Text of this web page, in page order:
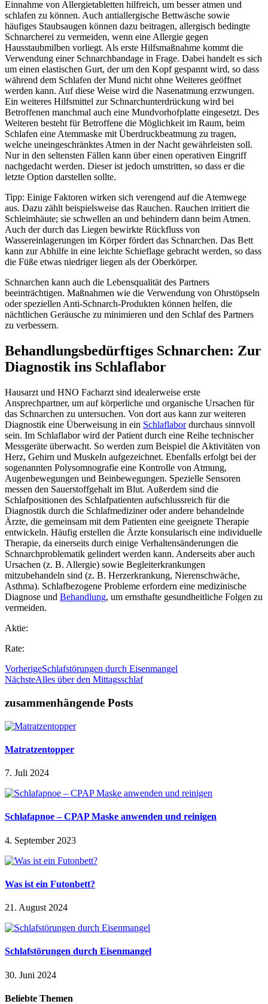
Einnahme von Allergietabletten hilfreich, um besser atmen und
schlafen zu können. Auch antiallergische Bettwäsche sowie
häufiges Staubsaugen können dazu beitragen, allergisch bedingte
Schnarcherei zu vermeiden, wenn eine Allergie gegen
Hausstaubmilben vorliegt. Als erste Hilfsmaßnahme kommt die
Verwendung einer Schnarchbandage in Frage. Dabei handelt es sich
um einen elastischen Gurt, der um den Kopf gespannt wird, so dass
während dem Schlafen der Mund nicht ohne Weiteres geöffnet
werden kann. Auf diese Weise wird die Nasenatmung erzwungen.
Ein weiteres Hilfsmittel zur Schnarchunterdrückung wird bei
Betroffenen manchmal auch eine Mundvorhofplatte eingesetzt. Des
Weiteren besteht für Betroffene die Möglichkeit im Raum, beim
Schlafen eine Atemmaske mit Überdruckbeatmung zu tragen,
welche uneingeschränktes Atmen in der Nacht gewährleisten soll.
Nur in den seltensten Fällen kann über einen operativen Eingriff
nachgedacht werden. Dieser ist jedoch umstritten, so dass er die
letzte Option darstellen sollte.
Tipp: Einige Faktoren wirken sich verengend auf die Atemwege
aus. Dazu zählt beispielsweise das Rauchen. Rauchen irritiert die
Schleimhäute; sie schwellen an und behindern dann beim Atmen.
Auch der durch das Liegen bewirkte Rückfluss von
Wassereinlagerungen im Körper fördert das Schnarchen. Das Bett
kann zur Abhilfe in eine leichte Schieflage gebracht werden, so dass
die Füße etwas niedriger liegen als der Oberkörper.
Schnarchen kann auch die Lebensqualität des Partners
beeinträchtigen. Maßnahmen wie die Verwendung von Ohrstöpseln
oder speziellen Anti-Schnarch-Produkten können helfen, die
nächtlichen Geräusche zu minimieren und den Schlaf des Partners
zu verbessern.
Behandlungsbedürftiges Schnarchen: Zur
Diagnostik ins Schlaflabor
Hausarzt und HNO Facharzt sind idealerweise erste
Ansprechpartner, um auf körperliche und organische Ursachen für
das Schnarchen zu untersuchen. Von dort aus kann zur weiteren
Diagnostik eine Überweisung in ein Schlaflabordurchaus sinnvoll
sein. Im Schlaflabor wird der Patient durch eine Reihe technischer
Messgeräte überwacht. So werden zum Beispiel die Aktivitäten von
Herz, Gehirn und Muskeln aufgezeichnet. Ebenfalls erfolgt bei der
sogenannten Polysomnografie eine Kontrolle von Atmung,
Augenbewegungen und Beinbewegungen. Spezielle Sensoren
messen den Sauerstoffgehalt im Blut. Außerdem sind die
Schlafpositionen des Schlafpatienten aufschlussreich für die
Diagnostik durch die Schlafmediziner oder andere behandelnde
Ärzte, die gemeinsam mit dem Patienten eine geeignete Therapie
entwickeln. Häufig erstellen die Ärzte konsularisch eine individuelle
Therapie, da einerseits durch einige Verhaltensänderungen die
Schnarchproblematik gelindert werden kann. Anderseits aber auch
Ursachen (z. B. Allergie) sowie Begleiterkrankungen
mitzubehandeln sind (z. B. Herzerkrankung, Nierenschwäche,
Asthma). Schlafbezogene Probleme erfordern eine medizinische
Diagnose und Behandlung, um ernsthafte gesundheitliche Folgen zu
vermeiden.
Aktie:
Rate:
VorherigeSchlafstörungen durch Eisenmangel
NächsteAlles über den Mittagsschlaf
zusammenhängende Posts
Matratzentopper
7. Juli 2024
Schlafapnoe – CPAP Maske anwenden und reinigen
4. September 2023
Was ist ein Futonbett?
21. August 2024
Schlafstörungen durch Eisenmangel
30. Juni 2024
Beliebte Themen